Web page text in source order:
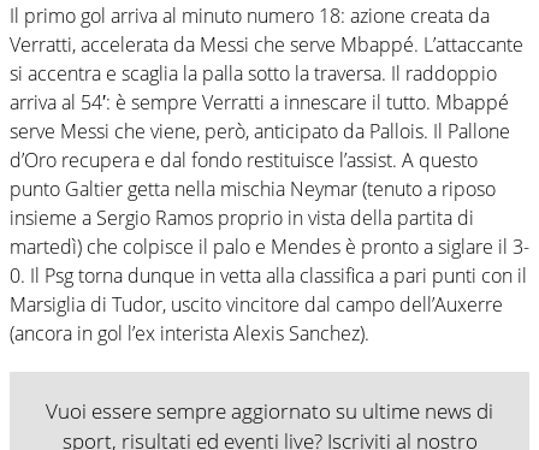
Il primo gol arriva al minuto numero 18: azione creata da
Verratti, accelerata da Messi che serve Mbappé. L’attaccante
si accentra e scaglia la palla sotto la traversa. Il raddoppio
arriva al 54′: è sempre Verratti a innescare il tutto. Mbappé
serve Messi che viene, però, anticipato da Pallois. Il Pallone
d’Oro recupera e dal fondo restituisce l’assist. A questo
punto Galtier getta nella mischia Neymar (tenuto a riposo
insieme a Sergio Ramos proprio in vista della partita di
martedì) che colpisce il palo e Mendes è pronto a siglare il 3-
0. Il Psg torna dunque in vetta alla classifica a pari punti con il
Marsiglia di Tudor, uscito vincitore dal campo dell’Auxerre
(ancora in gol l’ex interista Alexis Sanchez).
Vuoi essere sempre aggiornato su ultime news di
sport, risultati ed eventi live? Iscriviti al nostro